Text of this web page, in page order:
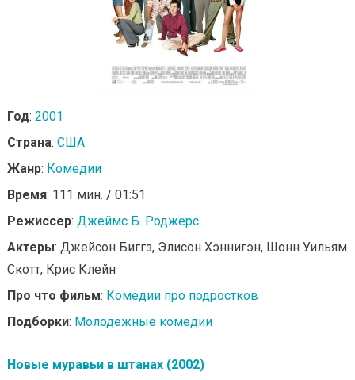
Год: 2001
Страна: США
Жанр: Комедии
Время: 111 мин. / 01:51
Режиссер: Джеймс Б. Роджерс
Актеры: Джейсон Биггз, Элисон Хэннигэн, Шонн Уильям
Скотт, Крис Клейн
Про что фильм: Комедии про подростков
Подборки: Молодежные комедии
Новые муравьи в штанах (2002)